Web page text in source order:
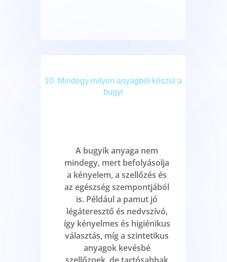
10. Mindegy milyen anyagból készül a
bugyi
A bugyik anyaga nem
mindegy, mert befolyásolja
a kényelem, a szellőzés és
az egészség szempontjából
is. Például a pamut jó
légáteresztő és nedvszívó,
így kényelmes és higiénikus
választás, míg a szintetikus
anyagok kevésbé